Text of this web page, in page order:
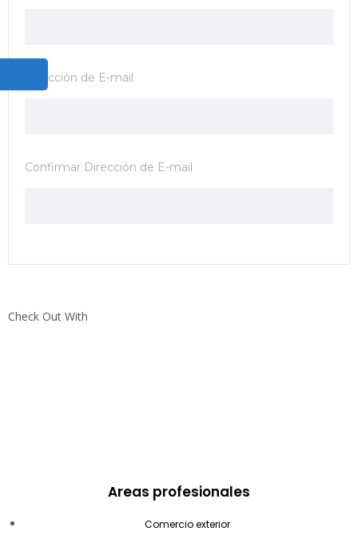
Dirección de E-mail
Confirmar Dirección de E-mail
Check Out With
Areas profesionales
Comercio exterior